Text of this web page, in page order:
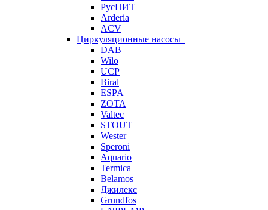
РусНИТ
Arderia
ACV
Циркуляционные насосы
DAB
Wilo
UCP
Biral
ESPA
ZOTA
Valtec
STOUT
Wester
Speroni
Aquario
Termica
Belamos
Джилекс
Grundfos